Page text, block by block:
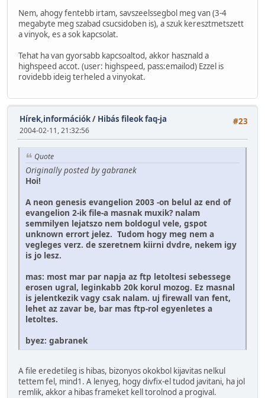
Nem, ahogy fentebb irtam, savszeelssegbol meg van (3-4
megabyte meg szabad csucsidoben is), a szuk keresztmetszett
a vinyok, es a sok kapcsolat.
Tehat ha van gyorsabb kapcsoaltod, akkor hasznald a
highspeed accot. (user: highspeed, pass:emailod) Ezzel is
rovidebb ideig terheled a vinyokat.
#23
Hírek,információk/ Hibás fileok faq-ja
2004-02-11, 21:32:56
Quote
Originally posted by gabranek
Hoi!
A neon genesis evangelion 2003 -on belul az end of
evangelion 2-ik file-a masnak muxik? nalam
semmilyen lejatszo nem boldogul vele, gspot
unknown errort jelez. Tudom hogy meg nem a
vegleges verz. de szeretnem kiirni dvdre, nekem igy
is jo lesz.
mas: most mar par napja az ftp letoltesi sebessege
erosen ugral, leginkabb 20k korul mozog. Ez masnal
is jelentkezik vagy csak nalam. uj firewall van fent,
lehet az zavar be, bar mas ftp-rol egyenletes a
letoltes.
byez: gabranek
A file eredetileg is hibas, bizonyos okokbol kijavitas nelkul
tettem fel, mind1. A lenyeg, hogy divfix-el tudod javitani, ha jol
remlik, akkor a hibas frameket kell torolnod a progival.